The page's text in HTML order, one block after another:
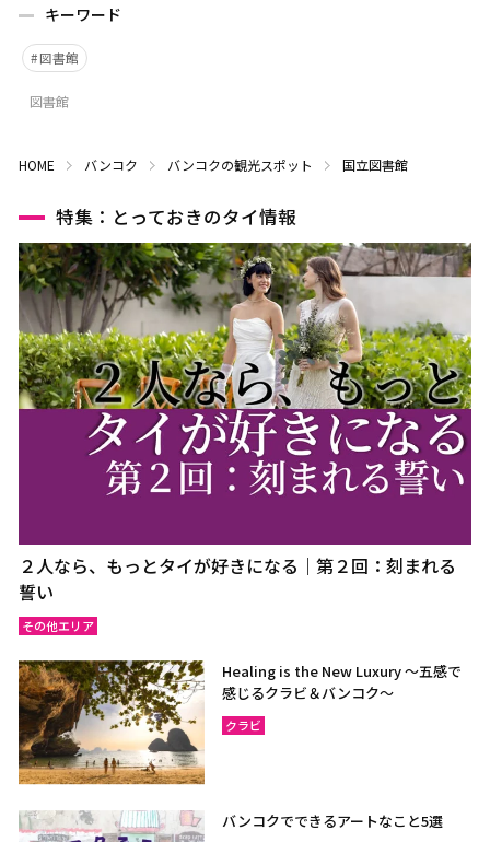
キーワード
図書館
図書館
HOME バンコク バンコクの観光スポット 国立図書館
特集：とっておきのタイ情報
２人なら、もっとタイが好きになる｜第２回：刻まれる
誓い
その他エリア
Healing is the New Luxury ～五感で
感じるクラビ＆バンコク～
クラビ
バンコクでできるアートなこと5選